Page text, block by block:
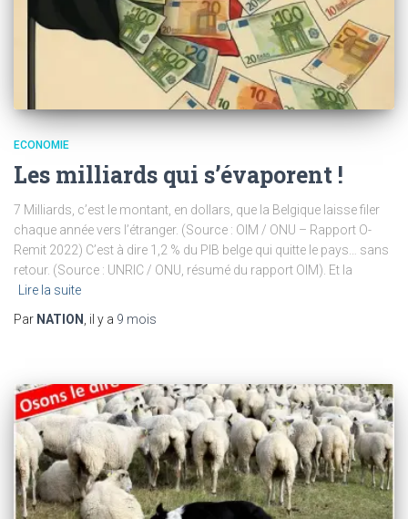
ECONOMIE
Les milliards qui s’évaporent !
7 Milliards, c’est le montant, en dollars, que la Belgique laisse filer
chaque année vers l’étranger. (Source : OIM / ONU – Rapport O-
Remit 2022) C’est à dire 1,2 % du PIB belge qui quitte le pays… sans
retour. (Source : UNRIC / ONU, résumé du rapport OIM). Et la
Lire la suite
Par NATION , il y a 9 mois